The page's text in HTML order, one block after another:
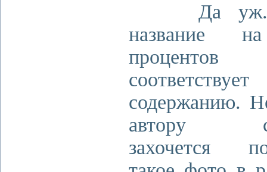
Да уж...
название
процентов
соответствует
содержанию.
автору
захочется